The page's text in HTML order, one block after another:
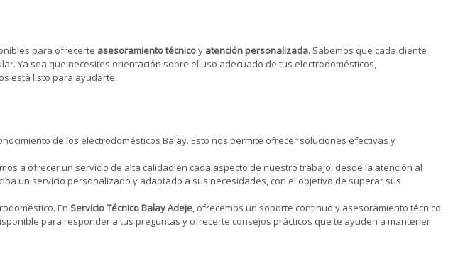
para ofrecerte asesoramiento técnicoy atención personalizada. Sabemos que cada cliente
Ya sea que necesites orientación sobre el uso adecuado de tus electrodomésticos,
está listo para ayudarte.
de los electrodomésticos Balay. Esto nos permite ofrecer soluciones efectivas y
a ofrecer un servicio de alta calidad en cada aspecto de nuestro trabajo, desde la atención al
un servicio personalizado y adaptado a sus necesidades, con el objetivo de superar sus
En Servicio Técnico Balay Adeje, ofrecemos un soporte continuo y asesoramiento técnico
para responder a tus preguntas y ofrecerte consejos prácticos que te ayuden a mantener